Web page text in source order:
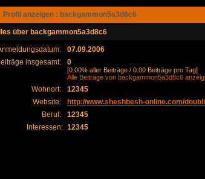
Profil anzeigen : backgammon5a3d8c6
über backgammon5a3d8c6
07.09.2006
insgesamt:
0
[0.00% aller Beiträge / 0.00 Beiträge pro Tag]
Alle Beiträge von backgammon5a3d8c6
Wohnort:
12345
Website:
http://www.sheshbesh-online.com/
Beruf:
12345
Interessen: 12345